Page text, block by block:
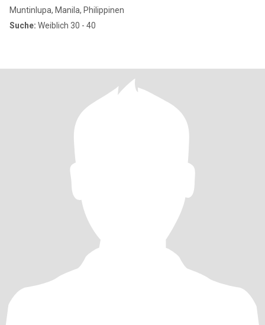
Muntinlupa, Manila, Philippinen
Suche: Weiblich 30 - 40